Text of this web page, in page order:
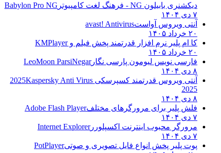
دیکشنری بابیلون NG - فرهنگ لغت کامپیوتر
Babylon Pro NG
۷ دی ۱۴۰۴
آنتی ویروس آواستavast! Antivirus
۲۰ خرداد ۱۴۰۵
کا ام پلیر نرم افزار قدرتمند پخش فیلم وKMPlayer
۲۰ خرداد ۱۴۰۵
فارسی نویس لیومون پارسی نگارLeoMoon ParsiNegar
۸ دی ۱۴۰۴
آنتی ویروس قدرتمند کسپرسکی 2025 Kaspersky Anti Virus
2025
۸ دی ۱۴۰۴
فلش پلیر برای مرورگرهای مختلفAdobe Flash Player
۷ دی ۱۴۰۴
مرورگر محبوب اینترنت اکسپلوررInternet Explorer
۷ دی ۱۴۰۴
پوت پلیر پخش انواع فایل تصویری و صوتیPotPlayer